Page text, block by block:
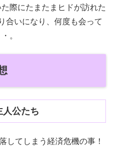
際にたまたまヒドが訪れた
合いになり、何度も会って
。
人公たち
してしまう経済危機の事！